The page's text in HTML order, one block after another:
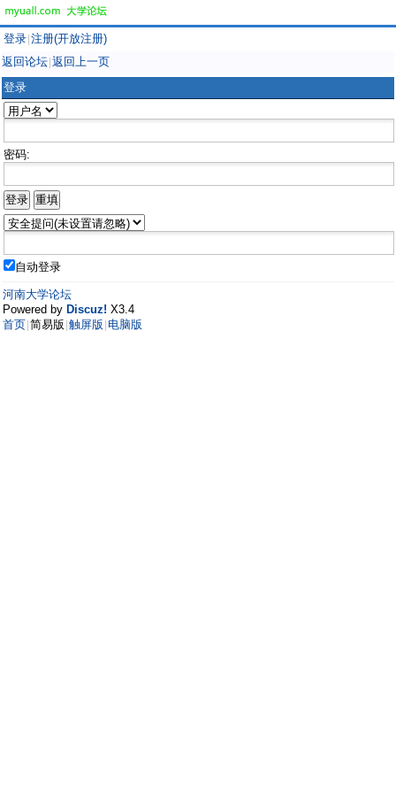
登录 注册(开放注册)
返回论坛 返回上一页
登录
密码:
自动登录
河南大学论坛
Powered by Discuz! X3.4
首页 简易版 触屏版 电脑版